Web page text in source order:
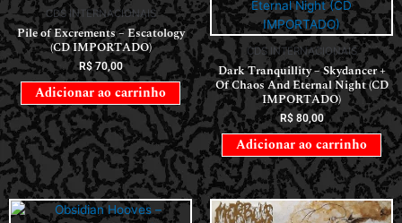
CDS INTERNACIONAIS
Pile of Excrements – Escatology
(CD IMPORTADO)
R$70,00
Adicionar ao carrinho
CDS INTERNACIONAIS
Dark Tranquillity – Skydancer +
Of Chaos And Eternal Night (CD
IMPORTADO)
R$80,00
Adicionar ao carrinho